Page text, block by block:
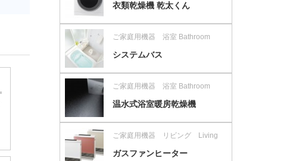
衣類乾燥機 乾太くん
ご家庭用機器 浴室 Bathroom
システムバス
ご家庭用機器 浴室 Bathroom
温水式浴室暖房乾燥機
ご家庭用機器 リビング Living
ガスファンヒーター